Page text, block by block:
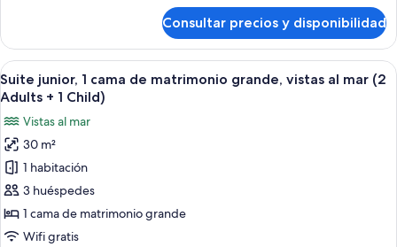
vistas
al
mar
junior,
cama
de
grande,
vistas
al
mar
Consultar precios y disponibilidad
Abrir
todas
fotos
de
Suite
junior,
1
cama
Un dormitorio moderno con una
6
Suite junior, 1 cama de matrimonio grande, vistas al mar (2
Adults + 1 Child)
Vistas al mar
30 m²
1 habitación
3 huéspedes
1 cama de matrimonio grande
Wifi gratis